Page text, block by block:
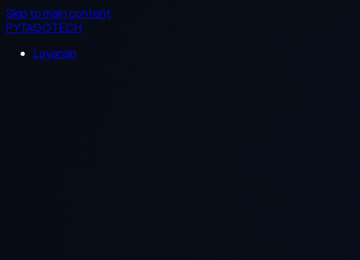
Skip to main content
PYTAGOTECH
Layanan